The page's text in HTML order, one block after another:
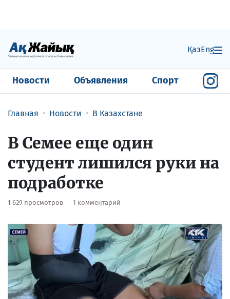
ҚазEng
Новости Объявления Спорт
Главная Новости В Казахстане
В Семее еще один
студент лишился руки на
подработке
1 629 просмотров 1 комментарий